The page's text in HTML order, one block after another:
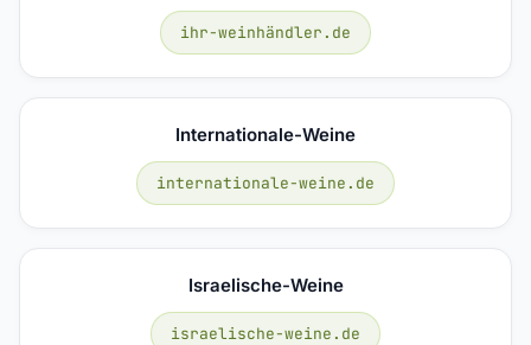
ihr-weinhändler.de
Internationale-Weine
internationale-weine.de
Israelische-Weine
israelische-weine.de